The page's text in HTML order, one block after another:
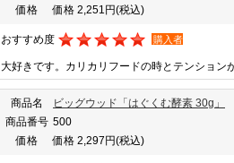
価格
価格 2,251円(税込)
おすすめ度 購入者
大好きです。カリカリフードの時とテンション
商品名
ビッグウッド「はぐくむ酵素 30g」
商品番号 500
価格
価格 2,297円(税込)